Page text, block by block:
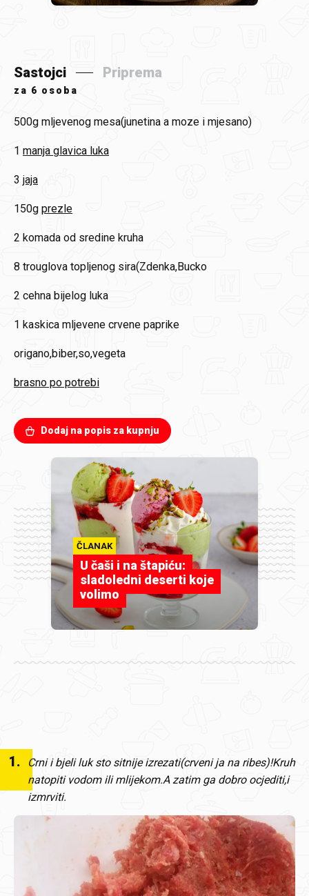
Sastojci Priprema
za 6 osoba
500g mljevenog mesa(junetina a moze i mjesano)
1 manja glavica luka
3 jaja
150g prezle
2 komada od sredine kruha
8 trouglova topljenog sira(Zdenka,Bucko
2 cehna bijelog luka
1 kaskica mljevene crvene paprike
origano,biber,so,vegeta
brasno po potrebi
Dodaj na popis za kupnju
ČLANAK
U čaši i na štapiću:
sladoledni deserti koje
volimo
1.
Crni i bjeli luk sto sitnije izrezati(crveni ja na ribes)!Kruh
natopiti vodom ili mlijekom.A zatim ga dobro ocjediti,i
izmrviti.